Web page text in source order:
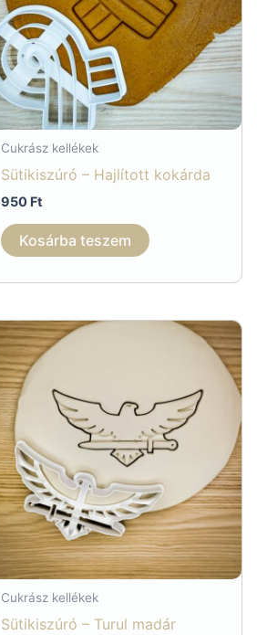
Cukrász kellékek
Sütikiszúró – Hajlított kokárda
950 Ft
Kosárba teszem
Cukrász kellékek
Sütikiszúró – Turul madár